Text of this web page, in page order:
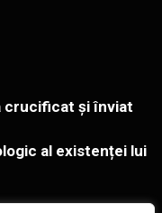
crucificat și înviat
al existenței lui